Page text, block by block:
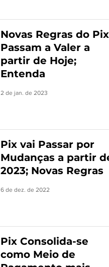
Novas Regras do Pix
Passam a Valer a
partir de Hoje;
Entenda
2 de jan. de 2023
Pix vai Passar por
Mudanças a partir de
2023; Novas Regras
6 de dez. de 2022
Pix Consolida-se
como Meio de